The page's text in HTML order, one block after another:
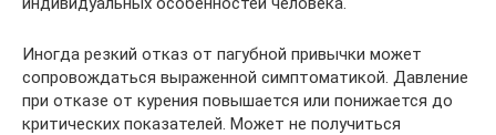
Иногда резкий отказ от пагубной привычки может
сопровождаться выраженной симптоматикой. Давление
при отказе от курения повышается или понижается до
критических показателей. Может не получиться